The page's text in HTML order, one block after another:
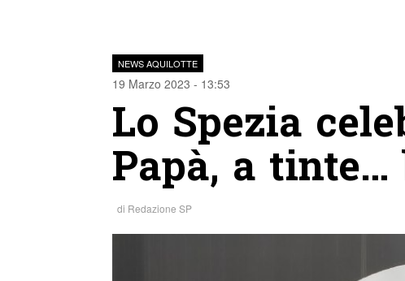
NEWS AQUILOTTE
19 Marzo 2023 - 13:53
Lo Spezia
Papà, a tinte…
di Redazione SP